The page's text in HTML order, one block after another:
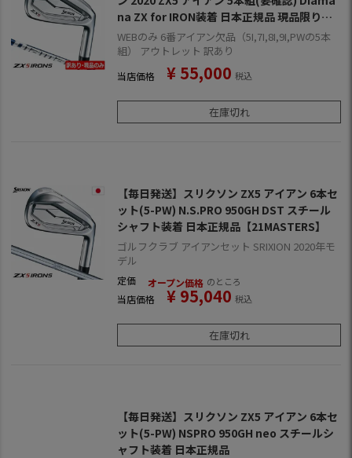
na ZX for IRON装着 日本正規品 現品限り
【アウトレット】【保証書無し】
WEBのみ 6番アイアン欠品（5I,7I,8I,9I,PWの5本
組） アウトレット 訳あり
当店価格 ¥ 55,000 税込
在庫切れ
【毎日発送】スリクソン ZX5 アイアン 6本セ
ット(5-PW) N.S.PRO 950GH DST スチール
シャフト装着 日本正規品【21MASTERS】
ゴルフクラブ アイアンセット SRIXION 2020年モ
デル
定価 オープン価格 のところ
当店価格 ¥ 95,040 税込
在庫切れ
【毎日発送】スリクソン ZX5 アイアン 6本セ
ット(5-PW) NSPRO 950GH neo スチールシ
ャフト装着 日本正規品